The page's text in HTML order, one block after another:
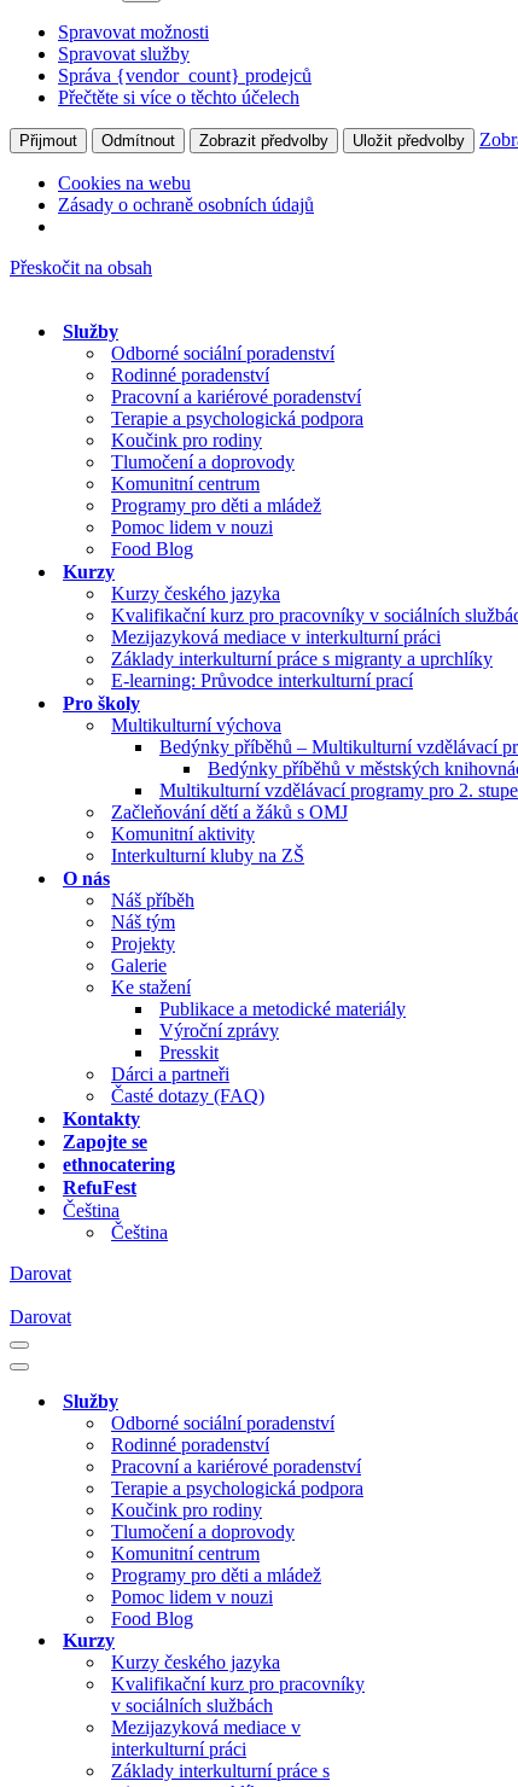
Spravovat možnosti
Spravovat služby
Správa {vendor_count} prodejců
Přečtěte si více o těchto účelech
Přijmout Odmítnout Zobrazit předvolby Uložit předvolby
Cookies na webu
Zásady o ochraně osobních údajů
Přeskočit na obsah
Služby
Odborné sociální poradenství
Rodinné poradenství
Pracovní a kariérové poradenství
Terapie a psychologická podpora
Koučink pro rodiny
Tlumočení a doprovody
Komunitní centrum
Programy pro děti a mládež
Pomoc lidem v nouzi
Food Blog
Kurzy
Kurzy českého jazyka
Kvalifikační kurz pro pracovníky v sociálních
Mezijazyková mediace v interkulturní práci
Základy interkulturní práce s migranty a uprchlíky
E-learning: Průvodce interkulturní prací
Pro školy
Multikulturní výchova
Bedýnky příběhů – Multikulturní vzdělávací
Bedýnky příběhů v městských
Multikulturní vzdělávací programy pro 2.
Začleňování dětí a žáků s OMJ
Komunitní aktivity
Interkulturní kluby na ZŠ
O nás
Náš příběh
Náš tým
Projekty
Galerie
Ke stažení
Publikace a metodické materiály
Výroční zprávy
Presskit
Dárci a partneři
Časté dotazy (FAQ)
Kontakty
Zapojte se
ethnocatering
RefuFest
Čeština
Čeština
Darovat
Darovat
Navigační
menu
Navigační
Služby
Odborné sociální poradenství
Rodinné poradenství
Pracovní a kariérové poradenství
Terapie a psychologická podpora
Koučink pro rodiny
Tlumočení a doprovody
Komunitní centrum
Programy pro děti a mládež
Pomoc lidem v nouzi
Food Blog
Kurzy
Kurzy českého jazyka
Kvalifikační kurz pro pracovníky
v sociálních službách
Mezijazyková mediace v
interkulturní práci
Základy interkulturní práce s